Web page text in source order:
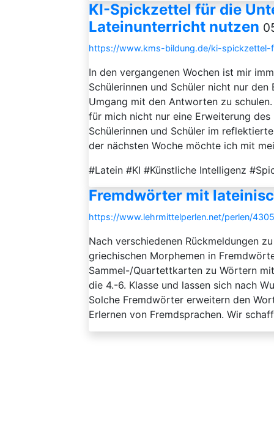
KI-Spickzettel für die
Lateinunterricht nutzen
https://www.kms-bildung.de/ki-
In den vergangenen Wochen ist mir
Schülerinnen und Schüler nicht nur
Umgang mit den Antworten zu
für mich nicht nur eine Erweiterung
Schülerinnen und Schüler im
der nächsten Woche möchte ich mit
#Latein #KI #Künstliche Intelligenz
Fremdwörter mit
https://www.lehrmittelperlen.net/perlen/
Nach verschiedenen Rückmeldungen
griechischen Morphemen in
Sammel-/Quartettkarten zu Wörtern
die 4.-6. Klasse und lassen sich nach
Solche Fremdwörter erweitern den
Erlernen von Fremdsprachen. Wir